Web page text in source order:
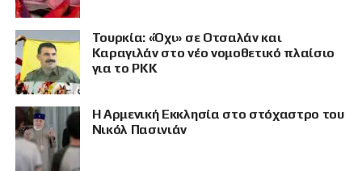
Τουρκία: «Όχι» σε Οτσαλάν και
Καραγιλάν στο νέο νομοθετικό πλαίσιο
για το PKK
Η Αρμενική Εκκλησία στο στόχαστρο του
Νικόλ Πασινιάν